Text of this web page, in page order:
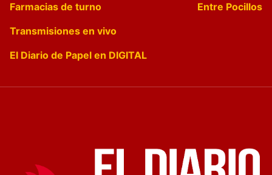
Farmacias de turno
Entre Pocillos
Transmisiones en vivo
El Diario de Papel en DIGITAL